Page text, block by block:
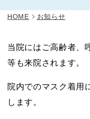
HOME
お知らせ
当院にはご高齢者、
等も来院されます。
院内でのマスク着用
します。